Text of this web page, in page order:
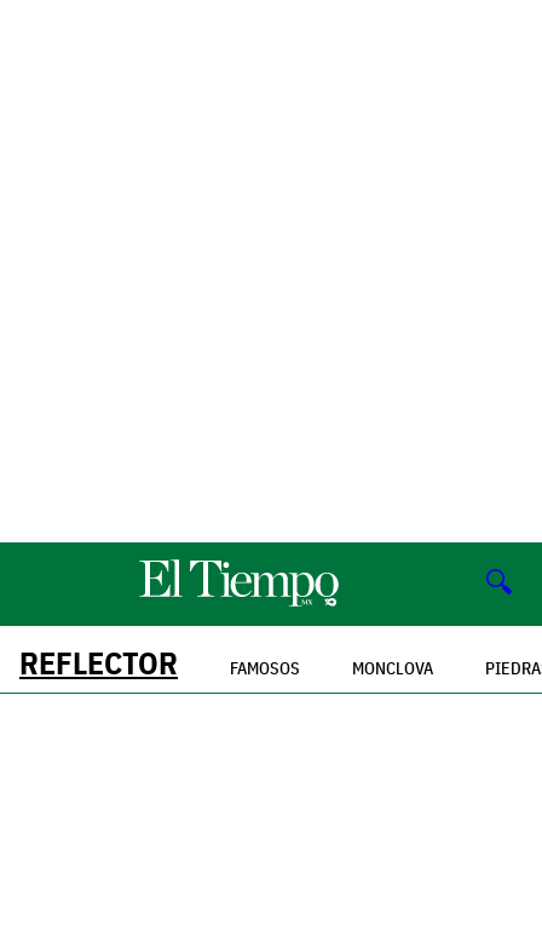
🔍
REFLECTOR FAMOSOS MONCLOVA